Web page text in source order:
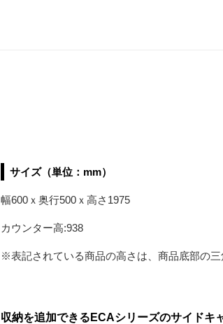
サイズ（単位：mm）
幅600ｘ奥行500ｘ高さ1975
カウンター高:938
※表記されている商品の高さは、商品底部の
収納を追加できるECAシリーズのサイドキ